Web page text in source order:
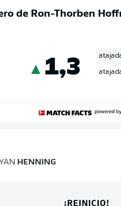
de Ron-Thorben
1,3
HENNING
¡REINICIO!